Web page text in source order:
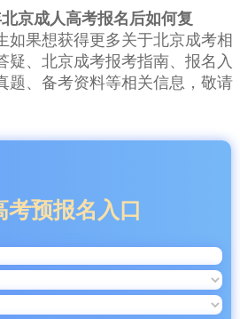
北京成人高考报名后如何复
如果想获得更多关于北京成考相
疑、北京成考报考指南、报名入
题、备考资料等相关信息，敬请
考预报名入口